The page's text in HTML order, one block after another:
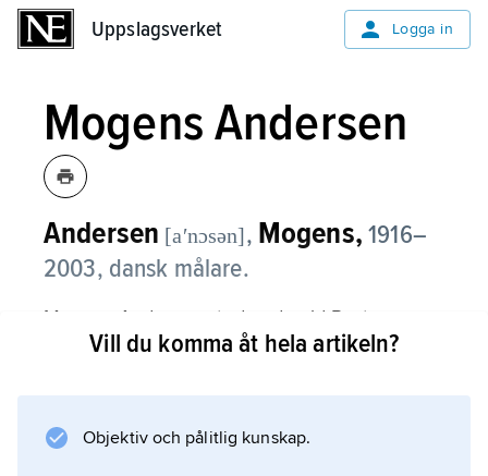
Uppslagsverket Logga in
Mogens Andersen
Andersen [aʹnɔsən], Mogens, 1916–
2003, dansk målare.
Mogens Andersen studerade vid Rostrup
Bøyesens målarskola i Köpenhamn och
bland andra Jean Dewasne och Serge
Vill du komma åt hela artikeln?
Objektiv och pålitlig kunskap.